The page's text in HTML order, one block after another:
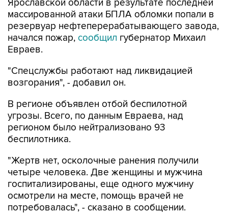
Ярославской области в результате последней
массированной атаки БПЛА обломки попали в
резервуар нефтеперерабатывающего завода,
начался пожар, сообщил губернатор Михаил
Евраев.
"Спецслужбы работают над ликвидацией
возгорания", - добавил он.
В регионе объявлен отбой беспилотной
угрозы. Всего, по данным Евраева, над
регионом было нейтрализовано 93
беспилотника.
"Жертв нет, осколочные ранения получили
четыре человека. Две женщины и мужчина
госпитализированы, еще одного мужчину
осмотрели на месте, помощь врачей не
потребовалась", - сказано в сообщении.